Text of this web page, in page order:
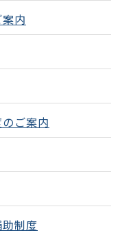
内
ご案内
制度